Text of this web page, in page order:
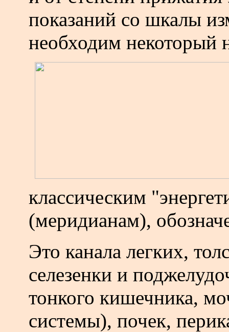
показаний со шкалы
необходим некоторый
классическим
(меридианам),
Это канала легких,
селезенки и
тонкого кишечника,
системы), почек,